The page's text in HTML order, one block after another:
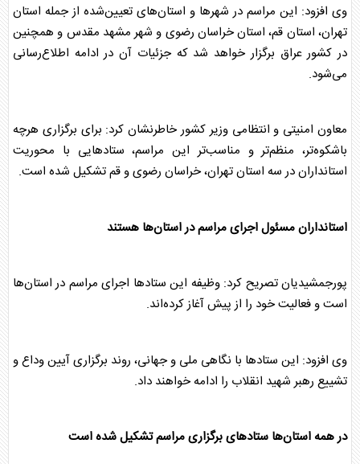
وی افزود: این مراسم در شهرها و استان‌های تعیین‌شده از جمله استان
تهران، استان قم، استان خراسان رضوی و شهر مشهد مقدس و همچنین
در کشور عراق برگزار خواهد شد که جزئیات آن در ادامه اطلاع‌رسانی
می‌شود.
معاون امنیتی و انتظامی وزیر کشور خاطرنشان کرد: برای برگزاری هرچه
باشکوه‌تر، منظم‌تر و مناسب‌تر این مراسم، ستادهایی با محوریت
استانداران در سه استان تهران، خراسان رضوی و قم تشکیل شده است.
استانداران مسئول اجرای مراسم در استان‌ها هستند
پورجمشیدیان تصریح کرد: وظیفه این ستادها اجرای مراسم در استان‌ها
است و فعالیت خود را از پیش آغاز کرده‌اند.
وی افزود: این ستادها با نگاهی ملی و جهانی، روند برگزاری آیین وداع و
تشییع رهبر شهید انقلاب را ادامه خواهند داد.
در همه استان‌ها ستادهای برگزاری مراسم تشکیل شده است